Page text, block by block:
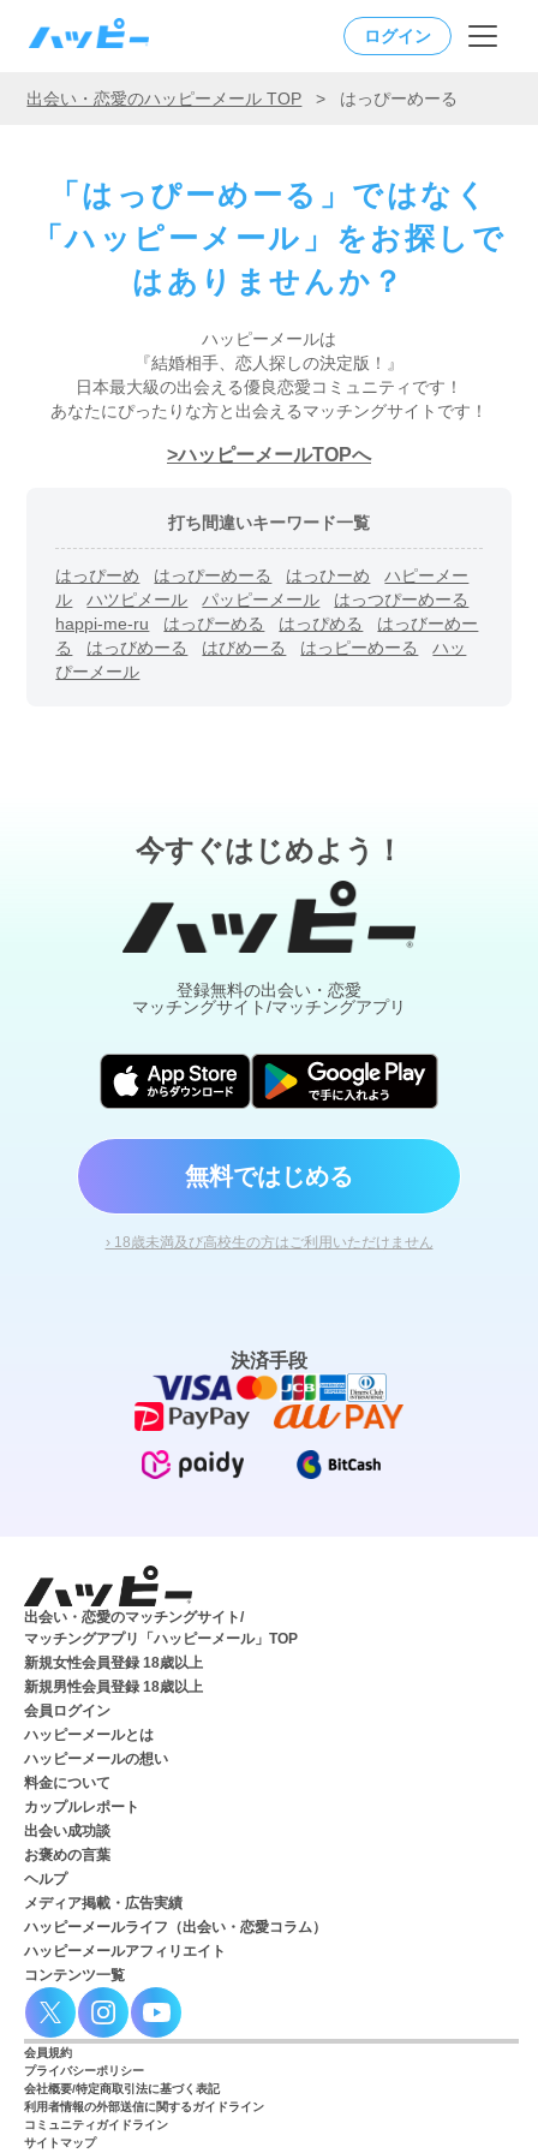
ログイン
出会い・恋愛のハッピーメール TOP > はっぴーめーる
「はっぴーめーる」ではなく
「ハッピーメール」をお探しで
はありませんか？
ハッピーメールは
『結婚相手、恋人探しの決定版！』
日本最大級の出会える優良恋愛コミュニティです！
あなたにぴったりな方と出会えるマッチングサイトです！
ハッピーメールTOPへ
打ち間違いキーワード一覧
はっぴーめ はっぴーめーる はっひーめ
ハピーメー
ル
ハツピメール パッピーメール
はっつぴーめーる
happi-me-ru
はっぴーめる はっぴめる
はっびーめー
る
はっびめーる はびめーる はっピーめーる
ハッ
ぴーメール
今すぐはじめよう！
登録無料の出会い・恋愛
マッチングサイト/マッチングアプリ
無料ではじめる
› 18歳未満及び高校生の方はご利用いただけません
決済手段
出会い・恋愛のマッチングサイト/
マッチングアプリ「ハッピーメール」TOP
新規女性会員登録 18歳以上
新規男性会員登録 18歳以上
会員ログイン
ハッピーメールとは
ハッピーメールの想い
料金について
カップルレポート
出会い成功談
お褒めの言葉
ヘルプ
メディア掲載・広告実績
ハッピーメールライフ（出会い・恋愛コラム）
ハッピーメールアフィリエイト
コンテンツ一覧
会員規約
プライバシーポリシー
会社概要/特定商取引法に基づく表記
利用者情報の外部送信に関するガイドライン
コミュニティガイドライン
サイトマップ